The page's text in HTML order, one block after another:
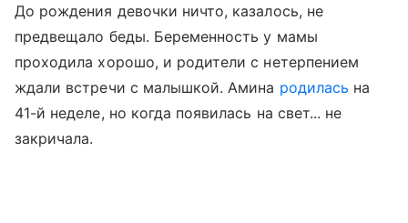
До рождения девочки ничто, казалось, не
предвещало беды. Беременность у мамы
проходила хорошо, и родители с нетерпением
ждали встречи с малышкой. Амина родилась на
41-й неделе, но когда появилась на свет... не
закричала.